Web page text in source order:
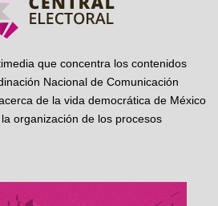
que concentra los contenidos
Nacional de Comunicación
de la vida democrática de México
organización de los procesos